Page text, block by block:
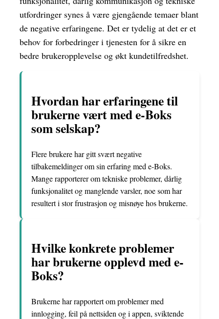
utfordringer synes å være gjengående temaer blant
de negative erfaringene. Det er tydelig at det er et
behov for forbedringer i tjenesten for å sikre en
bedre brukeropplevelse og økt kundetilfredshet.
Hvordan har erfaringene til
brukerne vært med e-Boks
som selskap?
Flere brukere har gitt svært negative
tilbakemeldinger om sin erfaring med e-Boks.
Mange rapporterer om tekniske problemer, dårlig
funksjonalitet og manglende varsler, noe som har
resultert i stor frustrasjon og misnøye hos brukerne.
Hvilke konkrete problemer
har brukerne opplevd med e-
Boks?
Brukerne har rapportert om problemer med
innlogging, feil på nettsiden og i appen, sviktende